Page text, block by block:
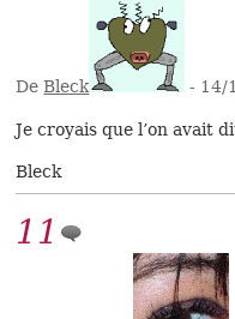
DeBleck - 14/
Je croyais que l’on avait
Bleck
11